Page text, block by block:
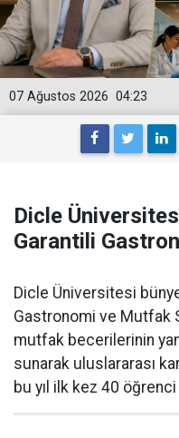
04:23
07 Ağustos 2026
Dicle
Garantili
Dicle Üniversitesi
Gastronomi ve Mutfak
mutfak becerilerinin
sunarak uluslararası
bu yıl ilk kez 40